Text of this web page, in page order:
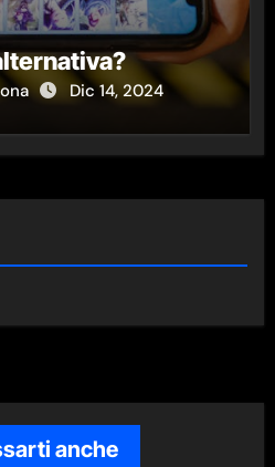
Dic 14, 2024
anche